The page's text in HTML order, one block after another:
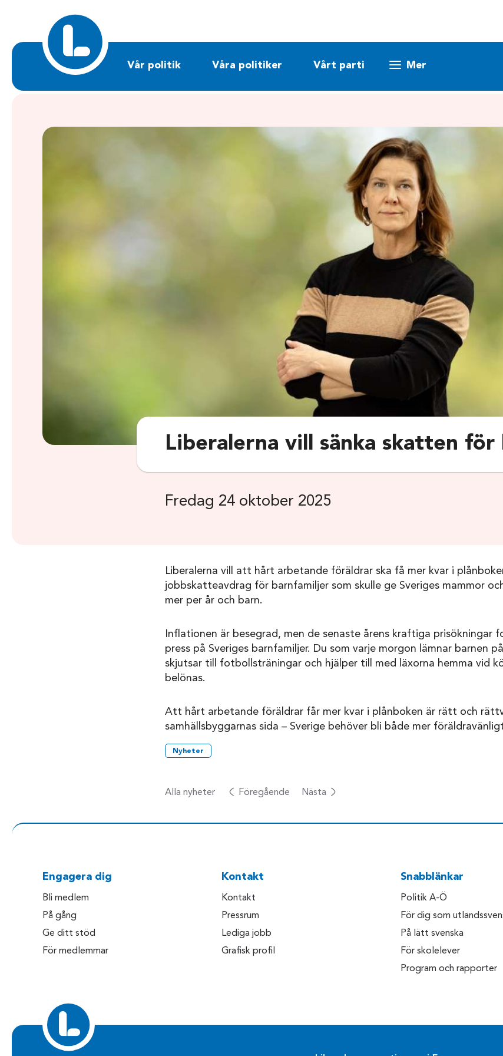
Vår politik Våra politiker Vårt parti Mer
Liberalerna vill sänka skatten
Fredag 24 oktober 2025
Liberalerna vill att hårt arbetande föräldrar ska få mer kvar i
jobbskatteavdrag för barnfamiljer som skulle ge Sveriges mammor
mer per år och barn.
Inflationen är besegrad, men de senaste årens kraftiga
press på Sveriges barnfamiljer. Du som varje morgon lämnar barnen
skjutsar till fotbollsträningar och hjälper till med läxorna hemma vid
belönas.
Att hårt arbetande föräldrar får mer kvar i plånboken är rätt och
samhällsbyggarnas sida – Sverige behöver bli både mer
Nyheter
Alla nyheter Föregående Nästa
Engagera dig
Bli medlem
På gång
Ge ditt stöd
För medlemmar
Kontakt
Kontakt
Pressrum
Lediga jobb
Grafisk profil
Snabblänkar
Politik A-Ö
För dig som
På lätt svenska
För skolelever
Program och rapporter